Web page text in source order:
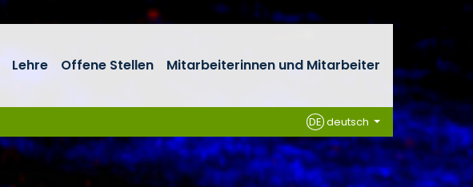
Lehre Offene Stellen Mitarbeiterinnen und Mitarbeiter
DEdeutsch